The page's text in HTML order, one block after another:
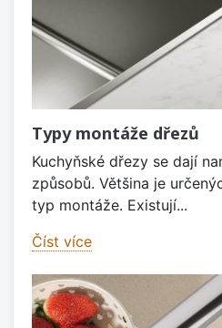
Typy montáže dřezů
Kuchyňské dřezy se dají
způsobů. Většina je
typ montáže. Existují...
Číst více